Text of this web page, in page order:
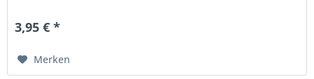
3,95 € *
Merken